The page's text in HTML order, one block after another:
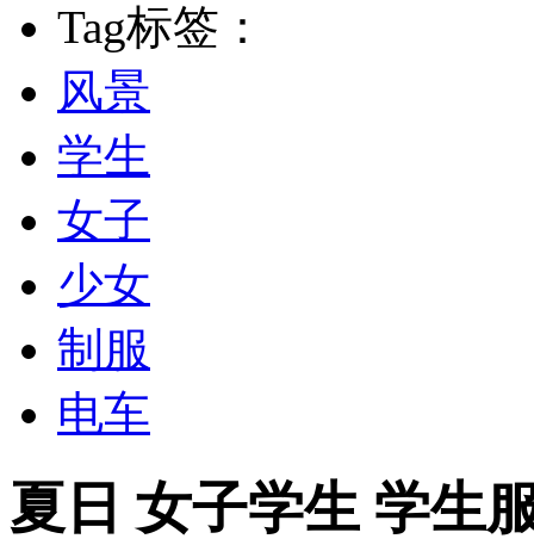
Tag标签：
风景
学生
女子
少女
制服
电车
夏日 女子学生 学生